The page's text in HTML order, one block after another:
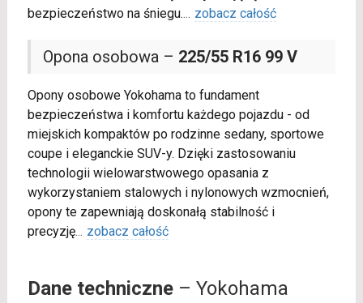
bezpieczeństwo na śniegu.... zobacz całość
Opona osobowa – 225/55 R16 99 V
Opony osobowe Yokohama to fundament
bezpieczeństwa i komfortu każdego pojazdu - od
miejskich kompaktów po rodzinne sedany, sportowe
coupe i eleganckie SUV-y. Dzięki zastosowaniu
technologii wielowarstwowego opasania z
wykorzystaniem stalowych i nylonowych wzmocnień,
opony te zapewniają doskonałą stabilność i
precyzję... zobacz całość
Dane techniczne– Yokohama